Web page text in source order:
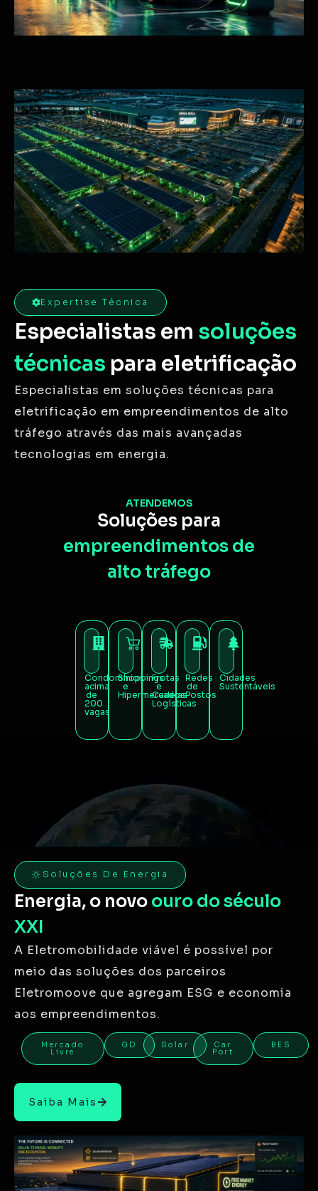
Expertise Técnica
Especialistas em soluções
técnicas para eletrificação
Especialistas em soluções técnicas para
eletrificação em empreendimentos de alto
tráfego através das mais avançadas
tecnologias em energia.
ATENDEMOS
Soluções para
empreendimentos de
alto tráfego
Condomínios
acima
de
200
vagas
Shoppings
e
Hipermercados
Frotas
e
Cadeias
Logísticas
Redes
de
Postos
Cidades
Sustentáveis
Soluções De Energia
Energia, o novo ouro do século
XXI
A Eletromobilidade viável é possível por
meio das soluções dos parceiros
Eletromoove que agregam ESG e economia
aos empreendimentos.
Mercado
Livre
GD Solar Car
Port
BES
Saiba Mais